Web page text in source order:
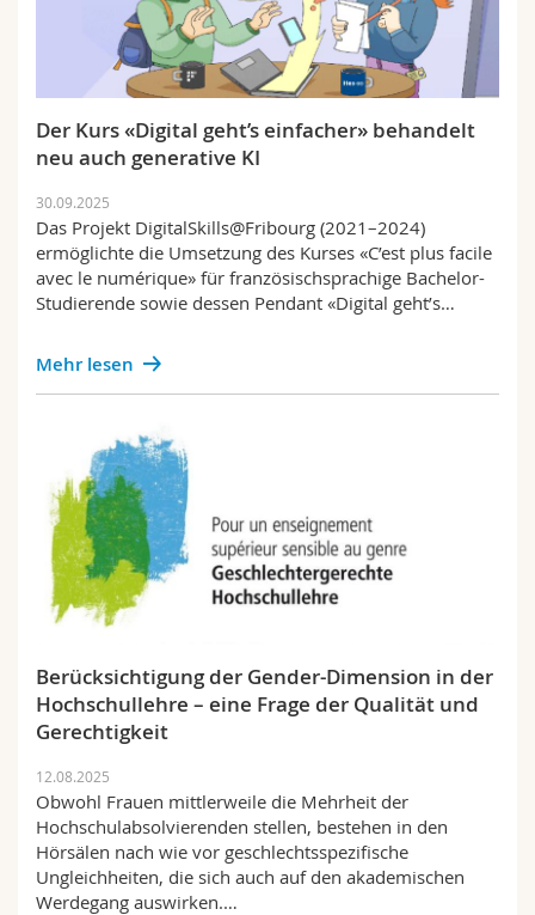
Der Kurs «Digital geht’s einfacher» behandelt
neu auch generative KI
30.09.2025
Das Projekt DigitalSkills@Fribourg (2021–2024)
ermöglichte die Umsetzung des Kurses «C’est plus facile
avec le numérique» für französischsprachige Bachelor-
Studierende sowie dessen Pendant «Digital geht’s…
Mehr lesen
Berücksichtigung der Gender-Dimension in der
Hochschullehre – eine Frage der Qualität und
Gerechtigkeit
12.08.2025
Obwohl Frauen mittlerweile die Mehrheit der
Hochschulabsolvierenden stellen, bestehen in den
Hörsälen nach wie vor geschlechtsspezifische
Ungleichheiten, die sich auch auf den akademischen
Werdegang auswirken.…